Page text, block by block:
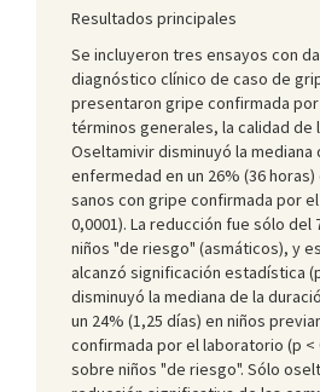
Resultados principales
Se incluyeron tres ensayos con
diagnóstico clínico de caso de
presentaron gripe confirmada
términos generales, la calidad de
Oseltamivir disminuyó la mediana
enfermedad en un 26% (36
sanos con gripe confirmada por
0,0001). La reducción fue sólo del
niños "de riesgo" (asmáticos), y
alcanzó significación estadística
disminuyó la mediana de la
un 24% (1,25 días) en niños
confirmada por el laboratorio (p <
sobre niños "de riesgo". Sólo